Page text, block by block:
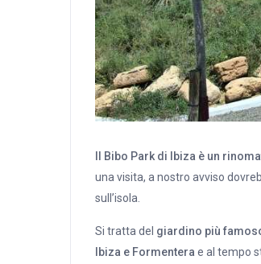
Il Bibo Park di Ibiza è un
una visita, a nostro avviso
sull’isola.
Si tratta del giardino più
Ibiza e Formentera e al tempo